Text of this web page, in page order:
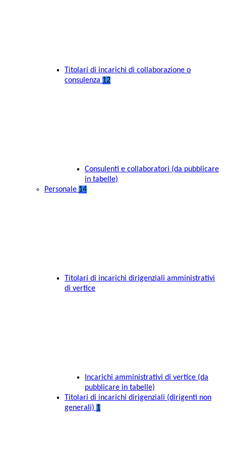
Titolari di incarichi di collaborazione o
consulenza 12
Consulenti e collaboratori (da pubblicare
in tabelle)
Personale 14
Titolari di incarichi dirigenziali amministrativi
di vertice
Incarichi amministrativi di vertice (da
pubblicare in tabelle)
Titolari di incarichi dirigenziali (dirigenti non
generali) 1